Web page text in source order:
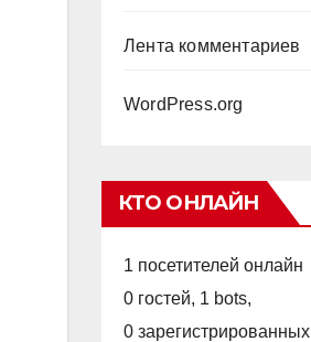
Лента комментариев
WordPress.org
КТО ОНЛАЙН
1 посетителей онлайн
0 гостей, 1 bots,
0 зарегистрированных